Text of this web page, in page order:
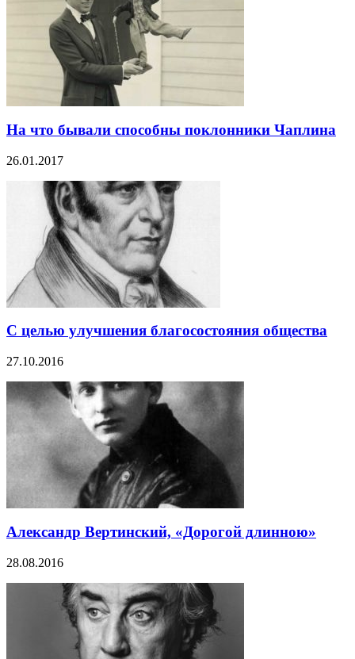
На что бывали способны поклонники Чаплина
26.01.2017
С целью улучшения благосостояния общества
27.10.2016
Александр Вертинский, «Дорогой длинною»
28.08.2016